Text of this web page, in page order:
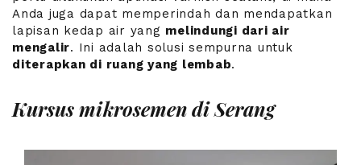
Anda juga dapat memperindah dan mendapatkan
lapisan kedap air yang melindungi dari air
mengalir. Ini adalah solusi sempurna untuk
diterapkan di ruang yang lembab.
Kursus mikrosemen di Serang